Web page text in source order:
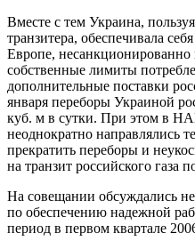
Вместе с тем Украина,
транзитера, обеспечивала
Европе, несанкционированно
собственные лимиты
дополнительные поставки
января переборы Украиной
куб. м в сутки. При этом в
неоднократно направлялись
прекратить переборы и
на транзит российского газа
На совещании обсуждались
по обеспечению надежной
период в первом квартале